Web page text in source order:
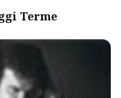
Terme